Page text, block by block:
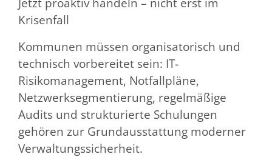
Krisenfall
Kommunen müssen organisatorisch und
technisch vorbereitet sein: IT-
Risikomanagement, Notfallpläne,
Netzwerksegmentierung, regelmäßige
Audits und strukturierte Schulungen
gehören zur Grundausstattung moderner
Verwaltungssicherheit.